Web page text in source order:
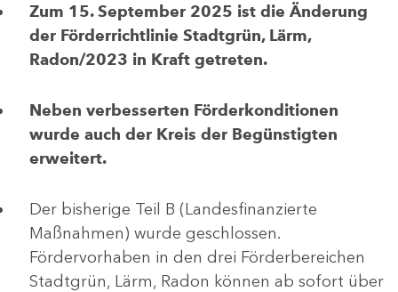
Zum 15. September 2025 ist die Änderung
der Förderrichtlinie Stadtgrün, Lärm,
Radon/2023 in Kraft getreten.
Neben verbesserten Förderkonditionen
wurde auch der Kreis der Begünstigten
erweitert.
Der bisherige Teil B (Landesfinanzierte
Maßnahmen) wurde geschlossen.
Fördervorhaben in den drei Förderbereichen
Stadtgrün, Lärm, Radon können ab sofort über